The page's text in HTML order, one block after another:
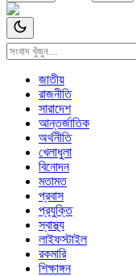
জাতীয়
রাজনীতি
সারাদেশ
আন্তর্জাতিক
অর্থনীতি
খেলাধুলা
বিনোদন
মতামত
প্রবাস
প্রযুক্তি
স্বাস্থ্য
লাইফস্টাইল
রকমারি
শিক্ষাঙ্গন